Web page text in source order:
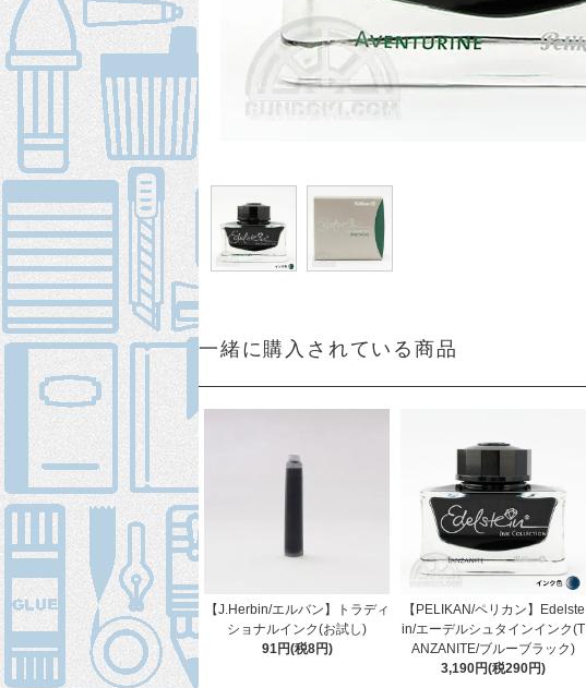
一緒に購入されている商品
【J.Herbin/エルバン】トラディ
ショナルインク(お試し)
91円(税8円)
【PELIKAN/ペリカン】Edelste
in/エーデルシュタインインク(T
ANZANITE/ブルーブラック)
3,190円(税290円)